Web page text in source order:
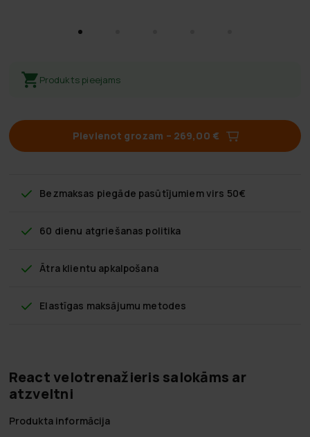
Produkts pieejams
Pievienot grozam – 269,00 €
Bezmaksas piegāde pasūtījumiem virs 50€
60 dienu atgriešanas politika
Ātra klientu apkalpošana
Elastīgas maksājumu metodes
React velotrenažieris salokāms ar
atzveltni
Produkta informācija